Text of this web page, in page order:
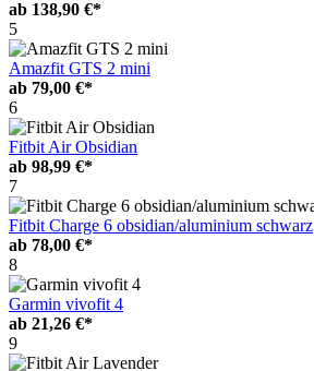
ab 138,90 €*
5
Amazfit GTS 2 mini
ab 79,00 €*
6
Fitbit Air Obsidian
ab 98,99 €*
7
Fitbit Charge 6 obsidian/aluminium schwarz
ab 78,00 €*
8
Garmin vivofit 4
ab 21,26 €*
9